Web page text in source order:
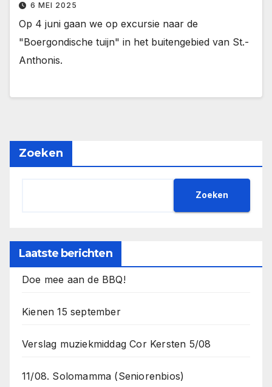
6 MEI 2025
Op 4 juni gaan we op excursie naar de
"Boergondische tuijn" in het buitengebied van St.-
Anthonis.
Zoeken
Zoeken
Laatste berichten
Doe mee aan de BBQ!
Kienen 15 september
Verslag muziekmiddag Cor Kersten 5/08
11/08. Solomamma (Seniorenbios)